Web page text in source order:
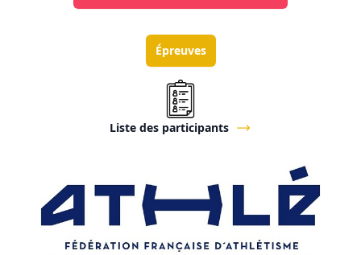
Épreuves
Liste des participants